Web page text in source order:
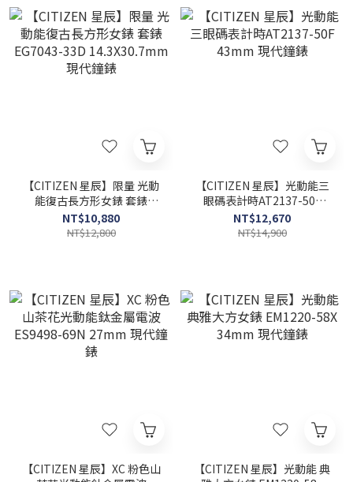
【CITIZEN 星辰】限量 光動
能復古長方形女錶 套錶
EG7043-33D 14.3X30.7mm
現代鐘錶
NT$10,880
NT$12,800
【CITIZEN 星辰】光動能三
眼碼表計時AT2137-50F
43mm 現代鐘錶
NT$12,670
NT$14,900
【CITIZEN 星辰】XC 粉色山
【CITIZEN 星辰】光動能 典